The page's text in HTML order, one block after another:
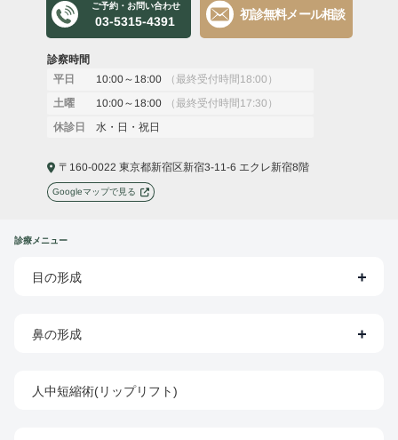
ご予約・お問い合わせ
03-5315-4391
初診無料メール相談
診察時間
平日 10:00～18:00 （最終受付時間18:00）
土曜 10:00～18:00 （最終受付時間17:30）
休診日 水・日・祝日
〒160-0022 東京都新宿区新宿3-11-6 エクレ新宿8階
Googleマップで見る
診療メニュー
目の形成
鼻の形成
人中短縮術(リップリフト)